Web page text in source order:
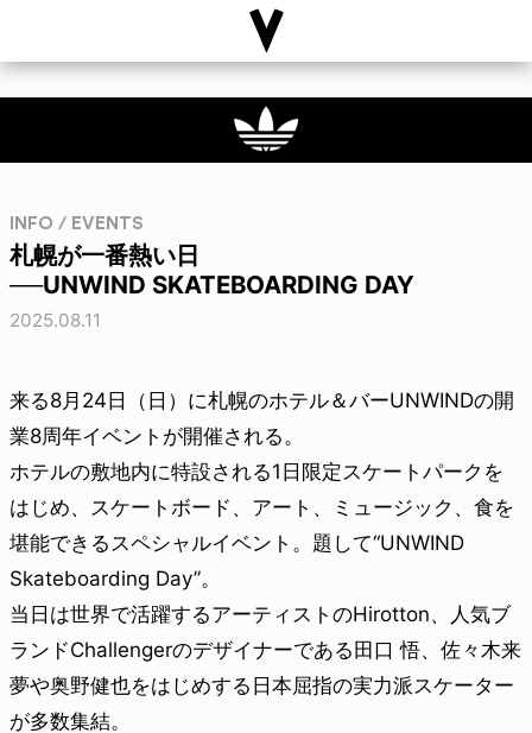
INFO / EVENTS
札幌が一番熱い日
──UNWIND SKATEBOARDING DAY
2025.08.11
来る8月24日（日）に札幌のホテル＆バーUNWINDの開
業8周年イベントが開催される。
ホテルの敷地内に特設される1日限定スケートパークを
はじめ、スケートボード、アート、ミュージック、食を
堪能できるスペシャルイベント。題して“UNWIND
Skateboarding Day”。
当日は世界で活躍するアーティストのHirotton、人気ブ
ランドChallengerのデザイナーである田口 悟、佐々木来
夢や奥野健也をはじめする日本屈指の実力派スケーター
が多数集結。